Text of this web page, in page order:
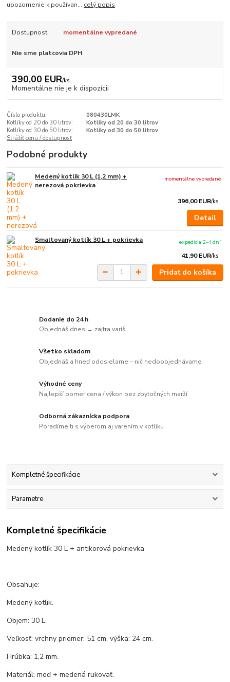
upozornenie k používan... celý popis
Dostupnosť momentálne vypredané
Nie sme platcovia DPH
390,00 EUR/ks
Momentálne nie je k dispozícii
Číslo produktu:
080430LMK
Kotlíky od 20 do 30 litrov:
Kotlíky od 20 do 30 litrov
Kotlíky od 30 do 50 litrov:
Kotlíky od 30 do 50 litrov
Strážiť cenu / dostupnosť
Podobné produkty
Medený kotlík 30 L (1,2 mm) +
nerezová pokrievka
396,00 EUR/ks
momentálne vypredané
Detail
Smaltovaný kotlík 30 L + pokrievka
41,90 EUR/ks
expedícia 2-4 dní
Pridať do košíka
Dodanie do 24 h
Objednáš dnes → zajtra varíš
Všetko skladom
Objednáš a hneď odosielame – nič nedoobjednávame
Výhodné ceny
Najlepší pomer cena / výkon bez zbytočných marží
Odborná zákaznícka podpora
Poradíme ti s výberom aj varením v kotlíku
Kompletné špecifikácie
Parametre
Kompletné špecifikácie
Medený kotlík 30 L + antikorová pokrievka
Obsahuje:
Medený kotlik.
Objem: 30 L.
Veľkosť: vrchny priemer: 51 cm, výška: 24 cm.
Hrúbka: 1,2 mm.
Materiál: meď + medená rukoväť.